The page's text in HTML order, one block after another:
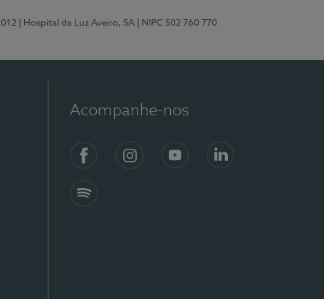
| Hospital da Luz Aveiro, SA | NIPC 502 760 770
Acompanhe-nos